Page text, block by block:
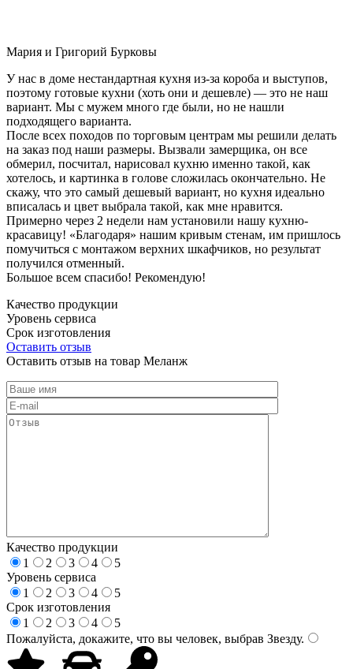
Мария и Григорий Бурковы
У нас в доме нестандартная кухня из-за короба и выступов,
поэтому готовые кухни (хоть они и дешевле) — это не наш
вариант. Мы с мужем много где были, но не нашли
подходящего варианта.
После всех походов по торговым центрам мы решили делать
на заказ под наши размеры. Вызвали замерщика, он все
обмерил, посчитал, нарисовал кухню именно такой, как
хотелось, и картинка в голове сложилась окончательно. Не
скажу, что это самый дешевый вариант, но кухня идеально
вписалась и цвет выбрала такой, как мне нравится.
Примерно через 2 недели нам установили нашу кухню-
красавицу! «Благодаря» нашим кривым стенам, им пришлось
помучиться с монтажом верхних шкафчиков, но результат
получился отменный.
Большое всем спасибо! Рекомендую!
Качество продукции
Уровень сервиса
Срок изготовления
Оставить отзыв
Оставить отзыв на товар Меланж
Качество продукции
1
2 3 4
5
Уровень сервиса
1
2 3 4
5
Срок изготовления
1
2 3 4
5
Пожалуйста, докажите, что вы человек, выбрав Звезду.